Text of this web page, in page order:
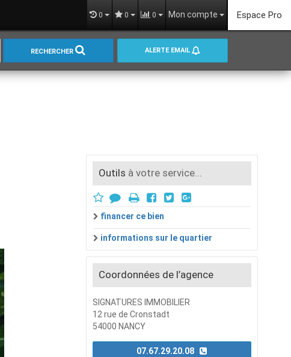
0 0 0 Mon compte Espace Pro
RECHERCHER ALERTE EMAIL
Outils à votre service...
financer ce bien
informations sur le quartier
Coordonnées de l’agence
SIGNATURES IMMOBILIER
12 rue de Cronstadt
54000 NANCY
07.67.29.20.08